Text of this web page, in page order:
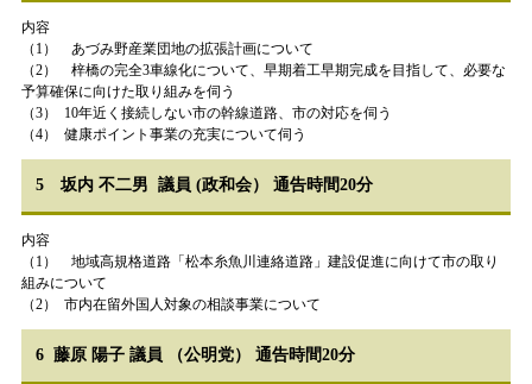
内容
（1） あづみ野産業団地の拡張計画について
（2） 梓橋の完全3車線化について、早期着工早期完成を目指して、必要な
予算確保に向けた取り組みを伺う
（3） 10年近く接続しない市の幹線道路、市の対応を伺う
（4） 健康ポイント事業の充実について伺う
5 坂内 不二男 議員 (政和会） 通告時間20分
内容
（1） 地域高規格道路「松本糸魚川連絡道路」建設促進に向けて市の取り
組みについて
（2） 市内在留外国人対象の相談事業について
6 藤原 陽子 議員 （公明党） 通告時間20分